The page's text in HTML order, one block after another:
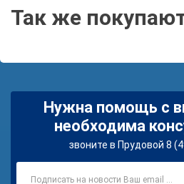
Так же
Нужна помощь с
необходима
звоните в Прудовой 8